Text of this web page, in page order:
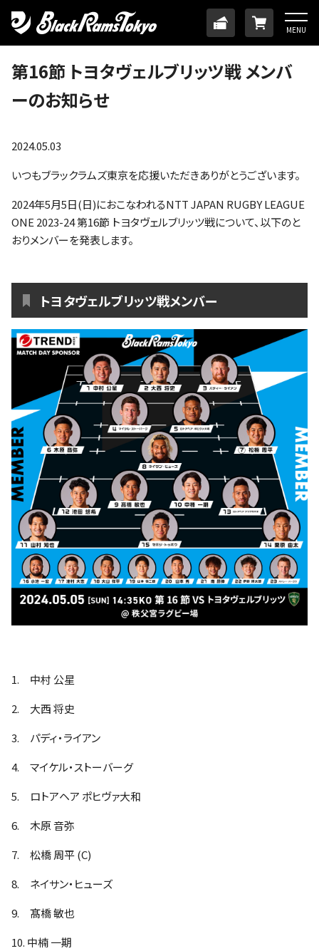
MENU
TICKET
HOME
チーム
メンバー
アカデミー
SDGs・ホームタウン
ファンクラブ
パートナー
第16節 トヨタヴェルブリッツ戦 メンバ
ーのお知らせ
2024.05.03
いつもブラックラムズ東京を応援いただきありがとうございます。
2024年5月5日(日)におこなわれるNTT JAPAN RUGBY LEAGUE
ONE 2023-24 第16節 トヨタヴェルブリッツ戦について、以下のと
おりメンバーを発表します。
トヨタヴェルブリッツ戦メンバー
1. 中村 公星
2. 大西 将史
3. パディ・ライアン
4. マイケル・ストーバーグ
5. ロトアヘア ポヒヴァ大和
6. 木原 音弥
7. 松橋 周平 (C)
8. ネイサン・ヒューズ
9. 髙橋 敏也
10. 中楠 一期